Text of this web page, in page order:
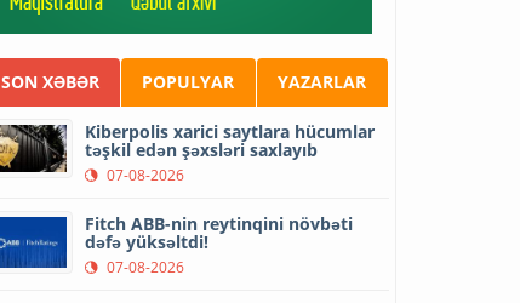
SON XƏBƏR POPULYAR YAZARLAR
Kiberpolis xarici saytlara hücumlar
təşkil edən şəxsləri saxlayıb
07-08-2026
Fitch ABB-nin reytinqini növbəti
dəfə yüksəltdi!
07-08-2026